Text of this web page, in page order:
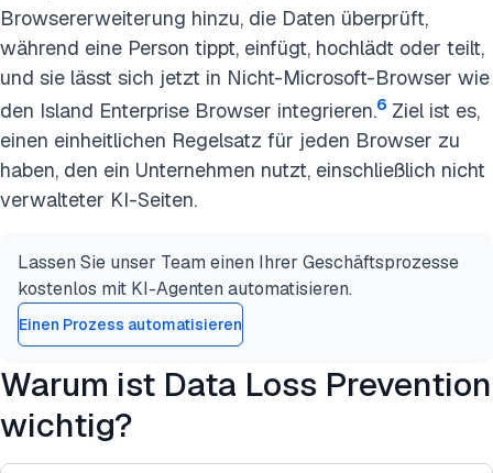
Browsererweiterung hinzu, die Daten überprüft,
während eine Person tippt, einfügt, hochlädt oder teilt,
und sie lässt sich jetzt in Nicht-Microsoft-Browser wie
den Island Enterprise Browser integrieren.6 Ziel ist es,
einen einheitlichen Regelsatz für jeden Browser zu
haben, den ein Unternehmen nutzt, einschließlich nicht
verwalteter KI-Seiten.
Lassen Sie unser Team einen Ihrer Geschäftsprozesse
kostenlos mit KI-Agenten automatisieren.
Einen Prozess automatisieren
Warum ist Data Loss Prevention
wichtig?